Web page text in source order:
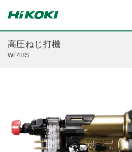
ブラシレスモーター搭載製品
締付け・穴あけ(コードレス)
研削(コードレス)
清掃・吹き飛ばし
切断・切削
植木バリカン
芝生バリカン
高圧ねじ打機
WF4HS